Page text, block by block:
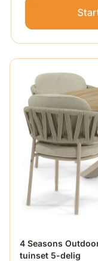
4 Seasons
tuinset 5-delig
De prijs is